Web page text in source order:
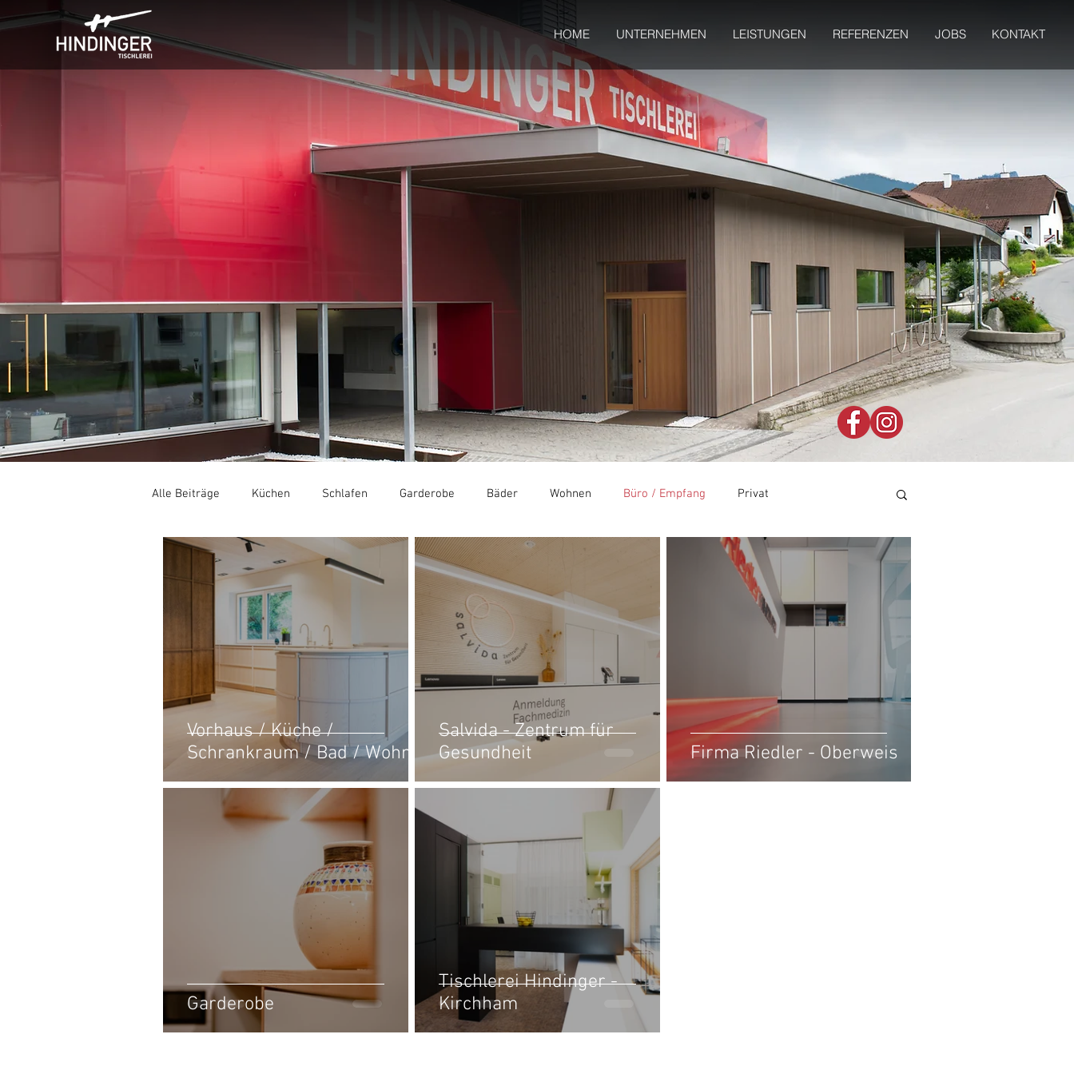
HOME UNTERNEHMEN LEISTUNGEN REFERENZEN JOBS KONTAKT
Alle Beiträge Küchen Schlafen Garderobe Bäder Wohnen Büro / Empfang Privat
Gastronomie / Hotellerie
Vorhaus / Küche /
Schrankraum / Bad / Wohnen
Salvida - Zentrum für
Gesundheit
Firma Riedler - Oberweis
Garderobe
Tischlerei Hindinger -
Kirchham